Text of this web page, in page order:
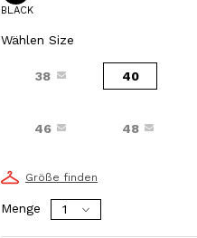
BLACK
Wählen Size
38 40
46 48
Größe finden
Menge